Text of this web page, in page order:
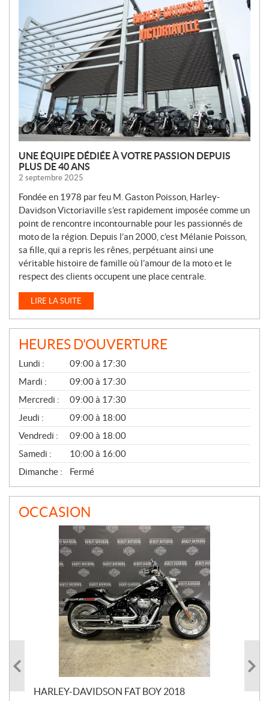
U
V
E
L
L
E
UNE ÉQUIPE DÉDIÉE À VOTRE PASSION DEPUIS
PLUS DE 40 ANS
2 septembre 2025
Fondée en 1978 par feu M. Gaston Poisson, Harley-
Davidson Victoriaville s’est rapidement imposée comme un
point de rencontre incontournable pour les passionnés de
moto de la région. Depuis l’an 2000, c’est Mélanie Poisson,
sa fille, qui a repris les rênes, perpétuant ainsi une
véritable histoire de famille où l’amour de la moto et le
respect des clients occupent une place centrale.
LIRE LA SUITE
HEURES D'OUVERTURE
G
É
N
É
R
A
L
Lundi :
09:00 à 17:30
Mardi :
09:00 à 17:30
Mercredi :
09:00 à 17:30
Jeudi :
09:00 à 18:00
Vendredi :
09:00 à 18:00
Samedi :
10:00 à 16:00
Dimanche :
Fermé
OCCASION
HARLEY-DAVIDSON FAT BOY 2018